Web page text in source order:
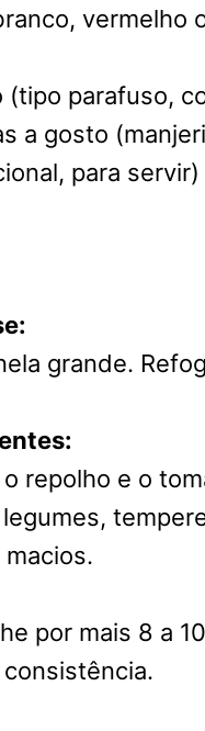
vermelho
parafuso,
a gosto
para servir)
grande.
repolho e o
por mais 8 a